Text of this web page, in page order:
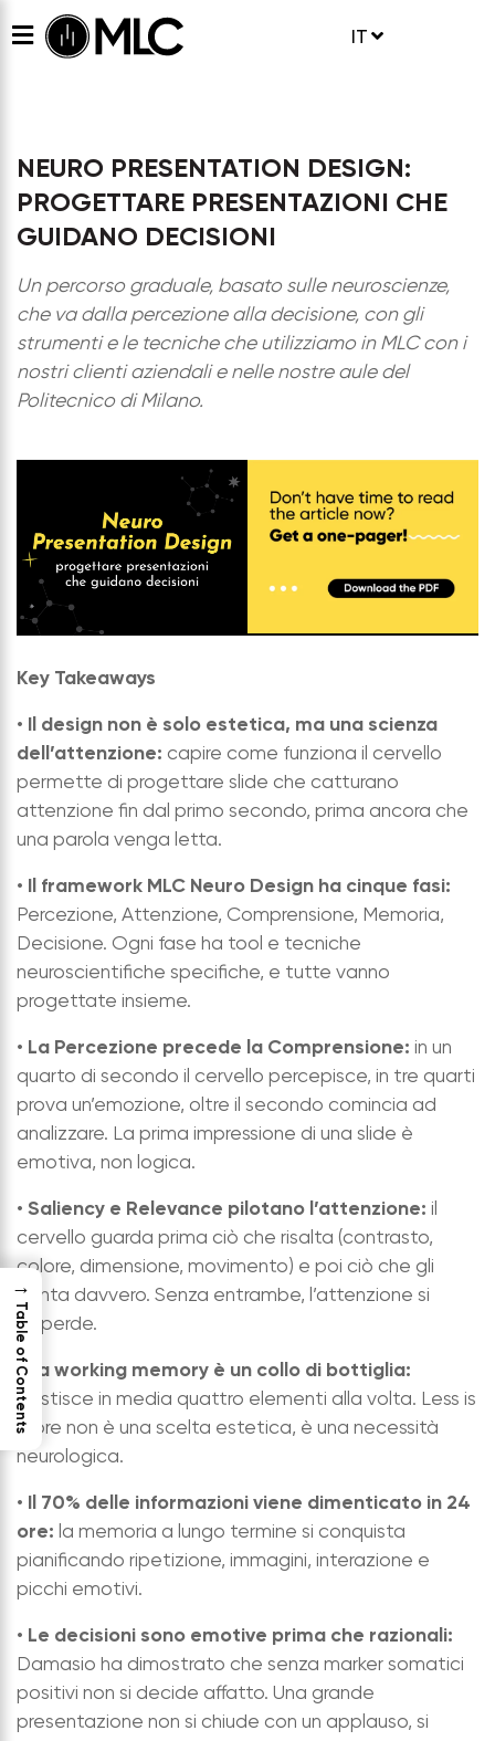
IT
NEURO PRESENTATION DESIGN:
PROGETTARE PRESENTAZIONI CHE
GUIDANO DECISIONI
Un percorso graduale, basato sulle neuroscienze,
che va dalla percezione alla decisione, con gli
strumenti e le tecniche che utilizziamo in MLC con i
nostri clienti aziendali e nelle nostre aule del
Politecnico di Milano.
Key Takeaways
• Il design non è solo estetica, ma una scienza
dell’attenzione: capire come funziona il cervello
permette di progettare slide che catturano
attenzione fin dal primo secondo, prima ancora che
una parola venga letta.
• Il framework MLC Neuro Design ha cinque fasi:
Percezione, Attenzione, Comprensione, Memoria,
Decisione. Ogni fase ha tool e tecniche
neuroscientifiche specifiche, e tutte vanno
progettate insieme.
• La Percezione precede la Comprensione: in un
quarto di secondo il cervello percepisce, in tre quarti
prova un’emozione, oltre il secondo comincia ad
analizzare. La prima impressione di una slide è
emotiva, non logica.
• Saliency e Relevance pilotano l’attenzione: il
cervello guarda prima ciò che risalta (contrasto,
colore, dimensione, movimento) e poi ciò che gli
conta davvero. Senza entrambe, l’attenzione si
disperde.
• La working memory è un collo di bottiglia:
gestisce in media quattro elementi alla volta. Less is
more non è una scelta estetica, è una necessità
neurologica.
• Il 70% delle informazioni viene dimenticato in 24
ore: la memoria a lungo termine si conquista
pianificando ripetizione, immagini, interazione e
picchi emotivi.
• Le decisioni sono emotive prima che razionali:
Damasio ha dimostrato che senza marker somatici
positivi non si decide affatto. Una grande
presentazione non si chiude con un applauso, si
→
Table of Contents